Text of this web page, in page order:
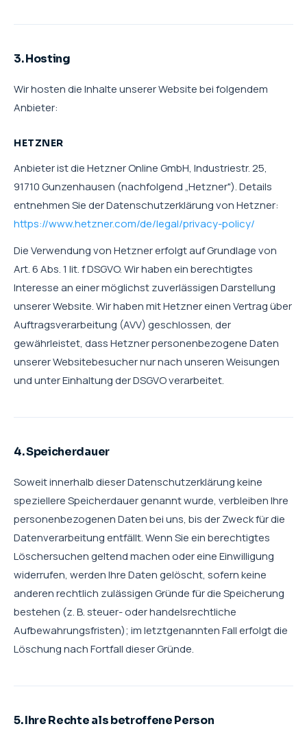
3. Hosting
Wir hosten die Inhalte unserer Website bei folgendem
Anbieter:
HETZNER
Anbieter ist die Hetzner Online GmbH, Industriestr. 25,
91710 Gunzenhausen (nachfolgend „Hetzner"). Details
entnehmen Sie der Datenschutzerklärung von Hetzner:
https://www.hetzner.com/de/legal/privacy-policy/
Die Verwendung von Hetzner erfolgt auf Grundlage von
Art. 6 Abs. 1 lit. f DSGVO. Wir haben ein berechtigtes
Interesse an einer möglichst zuverlässigen Darstellung
unserer Website. Wir haben mit Hetzner einen Vertrag über
Auftragsverarbeitung (AVV) geschlossen, der
gewährleistet, dass Hetzner personenbezogene Daten
unserer Websitebesucher nur nach unseren Weisungen
und unter Einhaltung der DSGVO verarbeitet.
4. Speicherdauer
Soweit innerhalb dieser Datenschutzerklärung keine
speziellere Speicherdauer genannt wurde, verbleiben Ihre
personenbezogenen Daten bei uns, bis der Zweck für die
Datenverarbeitung entfällt. Wenn Sie ein berechtigtes
Löschersuchen geltend machen oder eine Einwilligung
widerrufen, werden Ihre Daten gelöscht, sofern keine
anderen rechtlich zulässigen Gründe für die Speicherung
bestehen (z. B. steuer- oder handelsrechtliche
Aufbewahrungsfristen); im letztgenannten Fall erfolgt die
Löschung nach Fortfall dieser Gründe.
5. Ihre Rechte als betroffene Person